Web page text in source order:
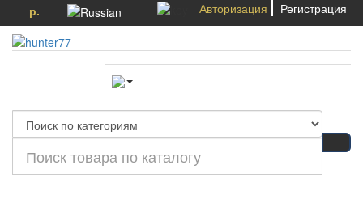
р. Авторизация Регистрация